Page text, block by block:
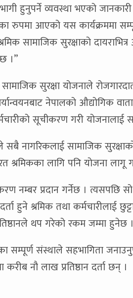
हुनुपर्ने व्यवस्था भएको
रुपमा आएको यस कार्यक्रममा
सामाजिक सुरक्षाको
।”
सुरक्षा योजनाले
नेपालको औद्योगिक
सूचीकरण गरी
सबै नागरिकलाई सामाजिक
श्रमिकका लागि पनि योजना लागू
नम्बर प्रदान गर्नेछ । त्यसपछि
हुने श्रमिक तथा कर्मचारीलाई
थप गरेको रकम जम्मा हुनेछ ।
सम्पूर्ण संस्थाले सहभागिता
नौ लाख प्रतिष्ठान दर्ता छन् ।